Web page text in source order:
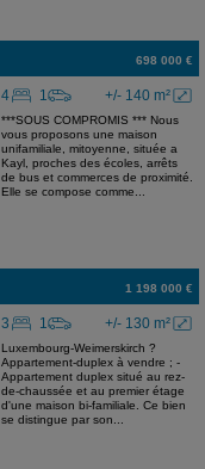
698 000 €
+/- 140 m²
4 1
***SOUS COMPROMIS *** Nous
vous proposons une maison
unifamiliale, mitoyenne, située a
Kayl, proches des écoles, arrêts
de bus et commerces de proximité.
Elle se compose comme...
1 198 000 €
+/- 130 m²
3 1
Luxembourg-Weimerskirch ?
Appartement-duplex à vendre ; -
Appartement duplex situé au rez-
de-chaussée et au premier étage
d'une maison bi-familiale. Ce bien
se distingue par son...